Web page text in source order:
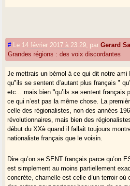
# Le 14 février 2017 à 23:29 parGerard
Grandes régions : des voix discordantes
Je mettrais un bémol à ce qui dit notre
qu"ils se sentent d’autant plus français "
etc... mais bien "qu’ils se sentent français
ce qui n’est pas la même chose. La
celle des régionalistes, non des années
révolutionnaires, mais bien des
début du XXè quand il fallait toujours
nationaliste français que le voisin.
Dire qu’on se SENT français parce qu’on
est simplement au moins partiellement
concrète, charnelle est celle d’un terroir